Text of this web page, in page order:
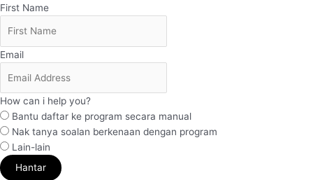
First Name
Email
How can i help you?
Bantu daftar ke program secara manual
Nak tanya soalan berkenaan dengan program
Lain-lain
Hantar